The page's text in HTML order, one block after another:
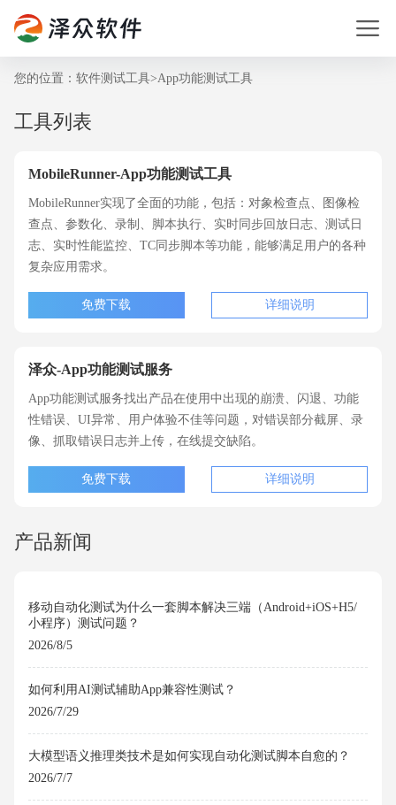
您的位置： 软件测试工具>App功能测试工具
工具列表
MobileRunner-App功能测试工具
MobileRunner实现了全面的功能，包括：对象检查点、图像检
查点、参数化、录制、脚本执行、实时同步回放日志、测试日
志、实时性能监控、TC同步脚本等功能，能够满足用户的各种
复杂应用需求。
免费下载 详细说明
泽众-App功能测试服务
App功能测试服务找出产品在使用中出现的崩溃、闪退、功能
性错误、UI异常、用户体验不佳等问题，对错误部分截屏、录
像、抓取错误日志并上传，在线提交缺陷。
免费下载 详细说明
产品新闻
移动自动化测试为什么一套脚本解决三端（Android+iOS+H5/
小程序）测试问题？
2026/8/5
如何利用AI测试辅助App兼容性测试？
2026/7/29
大模型语义推理类技术是如何实现自动化测试脚本自愈的？
2026/7/7